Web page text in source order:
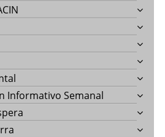
Informativo Semanal